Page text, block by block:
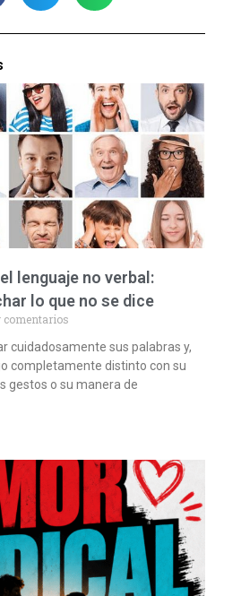
lenguaje no verbal:
lo que no se dice
comentarios
cuidadosamente sus palabras y,
completamente distinto con su
gestos o su manera de